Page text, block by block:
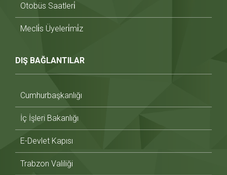
Otobüs Saatleri̇
Mecli̇s Üyeleri̇mi̇z
DIŞ BAĞLANTILAR
Cumhurbaşkanlığı
İç İşleri Bakanlığı
E-Devlet Kapısı
Trabzon Valiliği